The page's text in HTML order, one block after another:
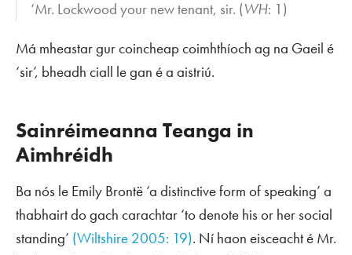
‘Mr. Lockwood your new tenant, sir. (WH: 1)
Má mheastar gur coincheap coimhthíoch ag na Gaeil é
‘sir’, bheadh ciall le gan é a aistriú.
Sainréimeanna Teanga in
Aimhréidh
Ba nós le Emily Brontë ‘a distinctive form of speaking’ a
thabhairt do gach carachtar ‘to denote his or her social
standing’ (Wiltshire 2005: 19). Ní haon eisceacht é Mr.